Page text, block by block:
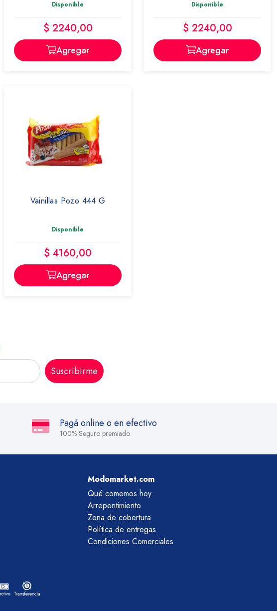
Disponible
$ 2240,00
Agregar
Disponible
$ 2240,00
Agregar
Vainillas Pozo 444 G
Disponible
$ 4160,00
Agregar
Suscribirme
Pagá online o en efectivo
100% Seguro premiado
Modomarket.com
Qué comemos hoy
Arrepentimiento
Zona de cobertura
Política de entregas
Condiciones Comerciales